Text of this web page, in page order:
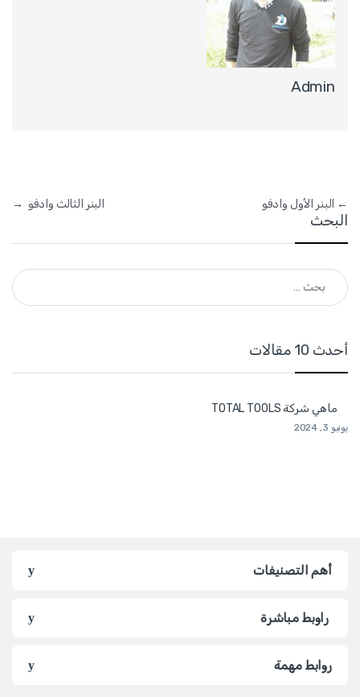
Admin
← البنر الأول وادفو البنر الثالث وادفو →
البحث
أحدث 10 مقالات
ماهي شركة TOTAL TOOLS
يونيو 3, 2024
أهم التصنيفات
راوبط مباشرة
روابط مهمة